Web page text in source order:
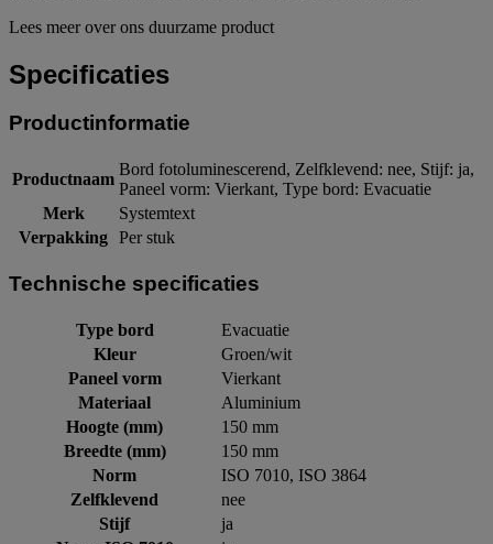
Lees meer over ons duurzame product
Specificaties
Productinformatie
Productnaam
Bord fotoluminescerend, Zelfklevend: nee, Stijf: ja,
Paneel vorm: Vierkant, Type bord: Evacuatie
Merk
Systemtext
Verpakking Per stuk
Technische specificaties
Type bord
Evacuatie
Kleur
Groen/wit
Paneel vorm
Vierkant
Materiaal
Aluminium
Hoogte (mm)
150 mm
Breedte (mm)
150 mm
Norm
ISO 7010, ISO 3864
Zelfklevend
nee
Stijf
ja